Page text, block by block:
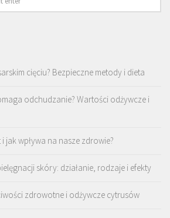
cięciu? Bezpieczne metody i dieta
odchudzanie? Wartości odżywcze i
jak wpływa na nasze zdrowie?
skóry: działanie, rodzaje i efekty
zdrowotne i odżywcze cytrusów